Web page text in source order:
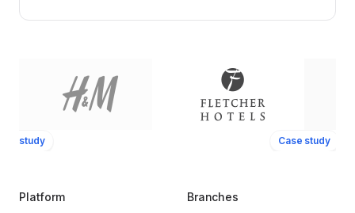
study Case study
Platform Branches